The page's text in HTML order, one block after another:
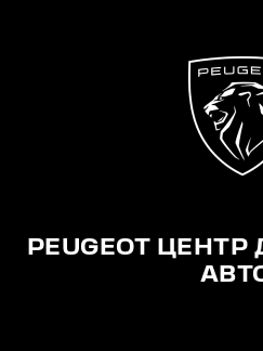
PEUGEOT ЦЕНТР